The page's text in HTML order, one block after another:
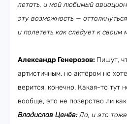
летать, и мой любимый
эту возможность —
и полететь как следует к своим
Александр Генерозов: Пишут,
артистичным, но актёром не
верится, конечно. Какая-то тут
вообще, это не позерство ли
Владислав Ценёв:Да, и это